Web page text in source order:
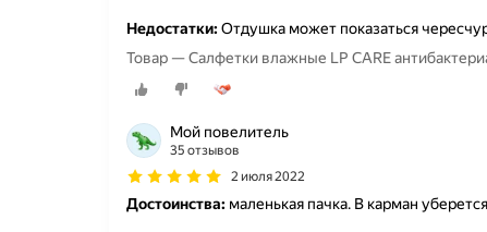
Недостатки:Отдушка может показаться
Товар — Салфетки влажные LP CARE
Мой повелитель
35 отзывов
2 июля 2022
Достоинства: маленькая пачка. В карман